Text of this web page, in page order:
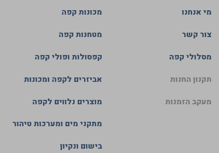
מי אנחנו
צור קשר
מסלולי קפה
תקנון החנות
מעקב הזמנות
מכונות קפה
מטחנות קפה
קפסולות ופולי קפה
אביזרים לקפה ומכונות
מוצרים נלווים לקפה
מתקני מים ומערכות טיהור
בישום ונקיון